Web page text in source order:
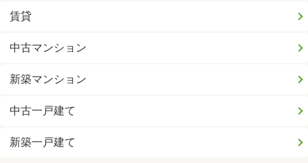
賃貸
中古マンション
新築マンション
中古一戸建て
新築一戸建て